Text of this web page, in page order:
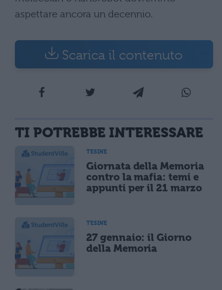
aspettare ancora un decennio.
Scarica il contenuto
TI POTREBBE INTERESSARE
TESINE
Giornata della Memoria
contro la mafia: temi e
appunti per il 21 marzo
TESINE
27 gennaio: il Giorno
della Memoria